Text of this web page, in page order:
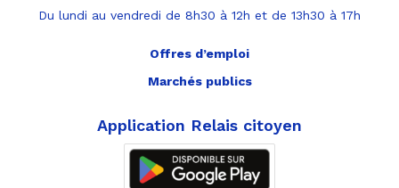
Du lundi au vendredi de 8h30 à 12h et de 13h30 à 17h
Offres d’emploi
Marchés publics
Application Relais citoyen